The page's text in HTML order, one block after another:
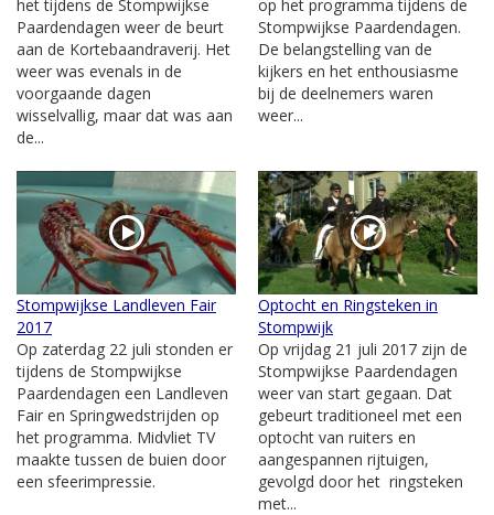
het tijdens de Stompwijkse
Paardendagen weer de beurt
aan de Kortebaandraverij. Het
weer was evenals in de
voorgaande dagen
wisselvallig, maar dat was aan
de...
op het programma tijdens de
Stompwijkse Paardendagen.
De belangstelling van de
kijkers en het enthousiasme
bij de deelnemers waren
weer...
Stompwijkse Landleven Fair
2017
Op zaterdag 22 juli stonden er
tijdens de Stompwijkse
Paardendagen een Landleven
Fair en Springwedstrijden op
het programma. Midvliet TV
maakte tussen de buien door
een sfeerimpressie.
Optocht en Ringsteken in
Stompwijk
Op vrijdag 21 juli 2017 zijn de
Stompwijkse Paardendagen
weer van start gegaan. Dat
gebeurt traditioneel met een
optocht van ruiters en
aangespannen rijtuigen,
gevolgd door het ringsteken
met...